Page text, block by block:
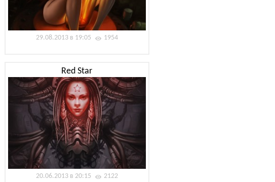
29.08.2013 в 19:05 1954
Red Star
20.06.2013 в 20:15 2122